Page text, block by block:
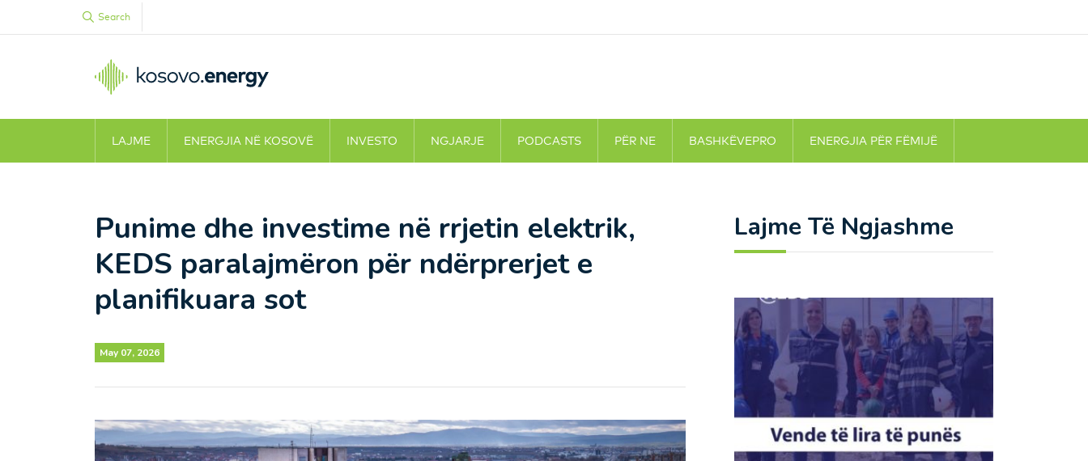
Search
LAJME ENERGJIA NË KOSOVË INVESTO NGJARJE PODCASTS PËR NE BASHKËVEPRO ENERGJIA PËR FËMIJË
Punime dhe investime në rrjetin elektrik,
KEDS paralajmëron për ndërprerjet e
planifikuara sot
May 07, 2026
Lajme Të Ngjashme